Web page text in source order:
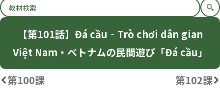
第100課
【第101話】Đá cầu‐Trò chơi dân gian
Việt Nam・ベトナムの民間遊び「Đá cầu」
第102課